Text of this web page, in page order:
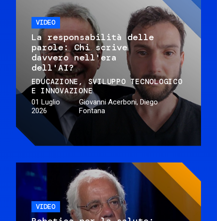
VIDEO
La responsabilità delle
parole: Chi scrive
davvero nell'era
dell'AI?
EDUCAZIONE
SVILUPPO TECNOLOGICO
E INNOVAZIONE
01 Luglio
2026
Giovanni Acerboni, Diego
Fontana
VIDEO